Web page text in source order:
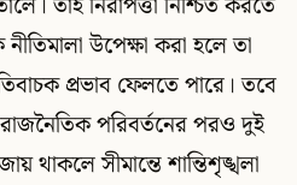
উপেক্ষা করা হলে তা
প্রভাব ফেলতে পারে। তবে
পরিবর্তনের পরও দুই
থাকলে সীমান্তে শান্তিশৃঙ্খলা